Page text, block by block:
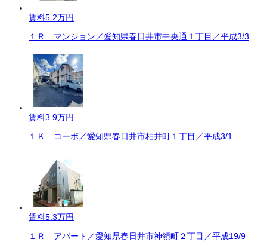
賃料5.2万円
１Ｒ マンション／愛知県春日井市中央通１丁目／平成3/3
賃料3.9万円
１Ｋ コーポ／愛知県春日井市柏井町１丁目／平成3/1
賃料5.3万円
１Ｒ アパート／愛知県春日井市神領町２丁目／平成19/9